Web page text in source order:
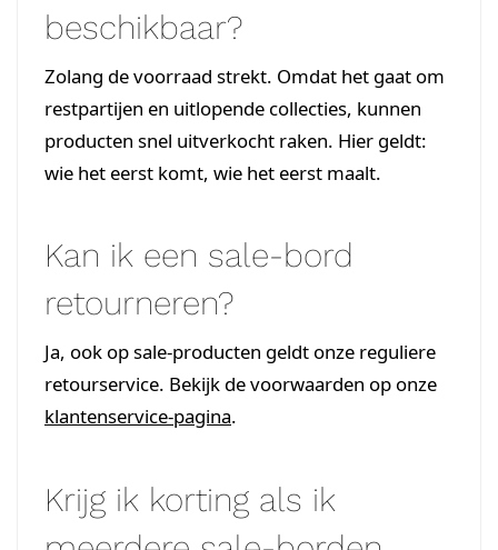
beschikbaar?
Zolang de voorraad strekt. Omdat het gaat om
restpartijen en uitlopende collecties, kunnen
producten snel uitverkocht raken. Hier geldt:
wie het eerst komt, wie het eerst maalt.
Kan ik een sale-bord
retourneren?
Ja, ook op sale-producten geldt onze reguliere
retourservice. Bekijk de voorwaarden op onze
klantenservice-pagina.
Krijg ik korting als ik